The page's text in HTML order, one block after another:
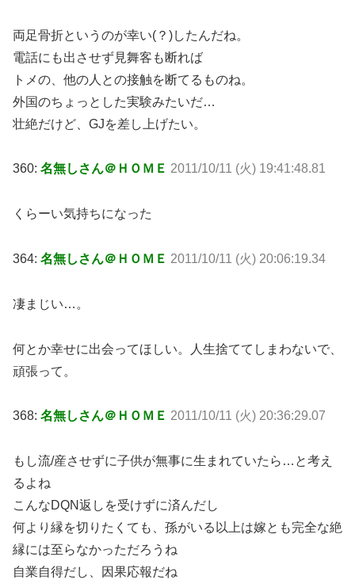
両足骨折というのが幸い(？)したんだね。
電話にも出させず見舞客も断れば
トメの、他の人との接触を断てるものね。
外国のちょっとした実験みたいだ…
壮絶だけど、GJを差し上げたい。
360: 名無しさん＠ＨＯＭＥ 2011/10/11 (火) 19:41:48.81
くらーい気持ちになった
364: 名無しさん＠ＨＯＭＥ 2011/10/11 (火) 20:06:19.34
凄まじい…。
何とか幸せに出会ってほしい。人生捨ててしまわないで、
頑張って。
368: 名無しさん＠ＨＯＭＥ 2011/10/11 (火) 20:36:29.07
もし流/産させずに子供が無事に生まれていたら…と考え
るよね
こんなDQN返しを受けずに済んだし
何より縁を切りたくても、孫がいる以上は嫁とも完全な絶
縁には至らなかっただろうね
自業自得だし、因果応報だね